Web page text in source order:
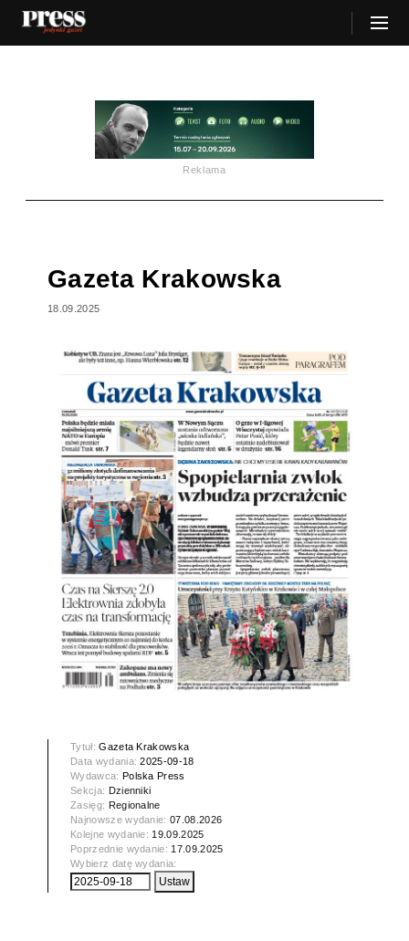
Reklama
Gazeta Krakowska
18.09.2025
Tytuł:Gazeta Krakowska
Data wydania:2025-09-18
Wydawca: Polska Press
Sekcja: Dzienniki
Zasięg: Regionalne
Najnowsze wydanie:07.08.2026
Kolejne wydanie: 19.09.2025
Poprzednie wydanie: 17.09.2025
Wybierz datę wydania: